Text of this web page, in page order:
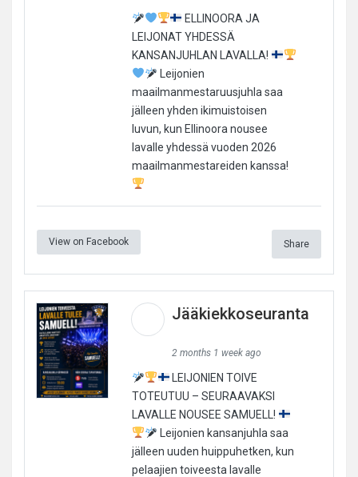
ELLINOORA JA
LEIJONAT YHDESSÄ
KANSANJUHLAN LAVALLA!
Leijonien
maailmanmestaruusjuhla saa
jälleen yhden ikimuistoisen
luvun, kun Ellinoora nousee
lavalle yhdessä vuoden 2026
maailmanmestareiden kanssa!
View on Facebook Share
Jääkiekkoseuranta
2 months 1 week ago
LEIJONIEN TOIVE
TOTEUTUU – SEURAAVAKSI
LAVALLE NOUSEE SAMUELL!
Leijonien kansanjuhla saa
jälleen uuden huippuhetken, kun
pelaajien toiveesta lavalle